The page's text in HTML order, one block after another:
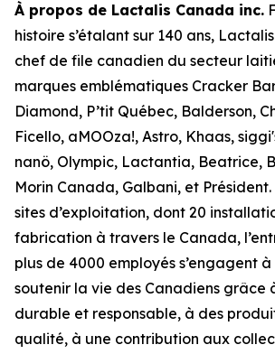
À propos de Lactalis Canada inc.
histoire s’étalant sur 140 ans,
chef de file canadien du secteur
marques emblématiques Cracker
Diamond, P’tit Québec, Balderson,
Ficello, aMOOza!, Astro, Khaas,
nanö, Olympic, Lactantia, Beatrice,
Morin Canada, Galbani, et Président.
sites d’exploitation, dont 20
fabrication à travers le Canada,
plus de 4000 employés s’engagent
soutenir la vie des Canadiens grâce
durable et responsable, à des
qualité, à une contribution aux